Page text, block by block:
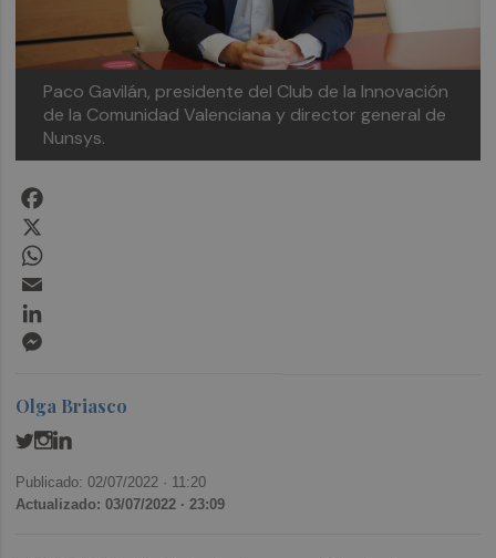
Paco Gavilán, presidente del Club de la Innovación
de la Comunidad Valenciana y director general de
Nunsys.
Olga Briasco
Publicado: 02/07/2022 · 11:20
Actualizado: 03/07/2022 · 23:09